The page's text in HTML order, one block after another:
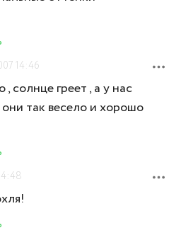
14:46
солнце греет , а у нас
так весело и хорошо